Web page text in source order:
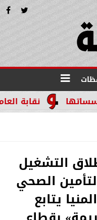
نقابة العاملين
التشغيل
الصحي
يتابع